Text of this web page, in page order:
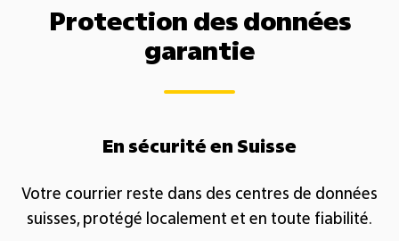
Protection des données
garantie
​En sécurité en Suisse​
Votre courrier reste dans des centres de données
suisses, protégé localement et en toute fiabilité.​